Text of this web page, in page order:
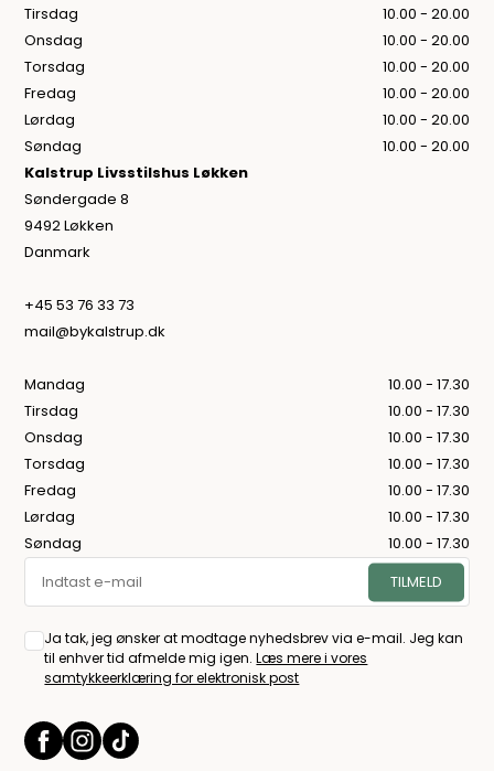
Tirsdag
10.00 - 20.00
Onsdag
10.00 - 20.00
Torsdag
10.00 - 20.00
Fredag
10.00 - 20.00
Lørdag
10.00 - 20.00
Søndag
10.00 - 20.00
Kalstrup Livsstilshus Løkken
Søndergade 8
9492 Løkken
Danmark
+45 53 76 33 73
mail@bykalstrup.dk
Mandag
10.00 - 17.30
Tirsdag
10.00 - 17.30
Onsdag
10.00 - 17.30
Torsdag
10.00 - 17.30
Fredag
10.00 - 17.30
Lørdag
10.00 - 17.30
Søndag
10.00 - 17.30
Ja tak, jeg ønsker at modtage nyhedsbrev via e-mail. Jeg kan
til enhver tid afmelde mig igen.Læs mere i vores
samtykkeerklæring for elektronisk post